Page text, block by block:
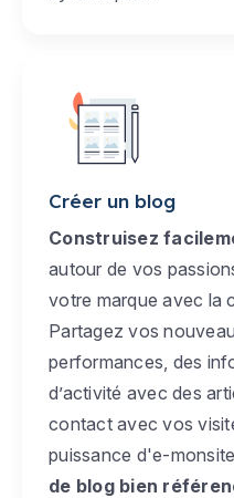
Créer un blog
Construisez
autour de vos
votre marque avec la
Partagez vos
performances, des
d’activité avec des
contact avec vos
puissance d'e-
de blog bien